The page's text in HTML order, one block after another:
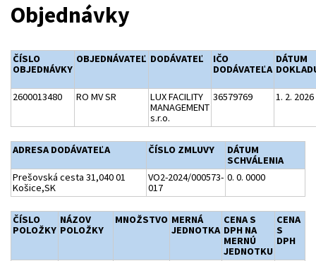
Objednávky
ČÍSLO
OBJEDNÁVKY
OBJEDNÁVATEĽ DODÁVATEĽ
IČO
DODÁVATEĽA
DÁTUM
2600013480 RO MV SR
LUX FACILITY
MANAGEMENT
s.r.o.
36579769 1. 2. 2026
ADRESA DODÁVATEĽA ČÍSLO ZMLUVY
DÁTUM
SCHVÁLENIA
Prešovská cesta 31,040 01
Košice,SK
VO2-2024/000573-
017
0. 0. 0000
ČÍSLO
POLOŽKY
NÁZOV
POLOŽKY
MNOŽSTVO MERNÁ
JEDNOTKA
CENA S
DPH NA
MERNÚ
JEDNOTKU
CENA
S
DPH